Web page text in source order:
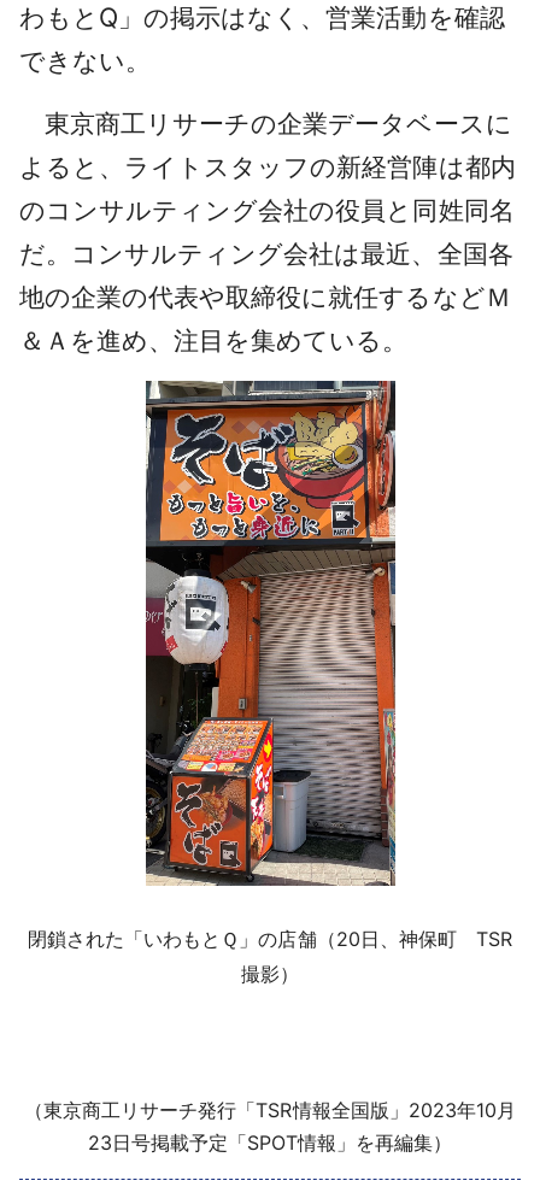
わもとQ」の掲示はなく、営業活動を確認
できない。
東京商工リサーチの企業データベースに
よると、ライトスタッフの新経営陣は都内
のコンサルティング会社の役員と同姓同名
だ。コンサルティング会社は最近、全国各
地の企業の代表や取締役に就任するなどＭ
＆Ａを進め、注目を集めている。
閉鎖された「いわもとＱ」の店舗（20日、神保町 TSR
撮影）
（東京商工リサーチ発行「TSR情報全国版」2023年10月
23日号掲載予定「SPOT情報」を再編集）